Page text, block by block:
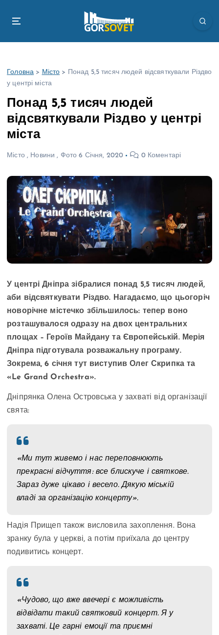
Головна > Місто >
Понад 5,5 тисяч людей відсвяткували Різдво
у центрі міста
Понад 5,5 тисяч людей
відсвяткували Різдво у центрі
міста
Місто, Новини , Фото 6 Січня, 2020 0 Коментарі
У центрі Дніпра зібралися понад 5,5 тисяч людей,
аби відсвяткувати Різдво. Нагадаємо, що цьогоріч
новорічне містечко збільшилось: тепер воно
розташувалося одразу на двох центральних
площах – Героїв Майдану та Європейській. Мерія
Дніпра підготувала розважальну програму.
Зокрема, 6 січня тут виступив Олег Скрипка та
«Le Grand Orchestra».
Дніпрянка Олена Островська у захваті від організації
свята:
«Ми тут живемо і нас переповнюють
прекрасні відчуття: все блискуче і святкове.
Зараз дуже цікаво і весело. Дякую міській
владі за організацію концерту».
Надія Прищеп також висловила захоплення. Вона
зранку була у церкві, а потім приїхала до центру
подивитись концерт.
«Чудово, що вже ввечері є можливість
відвідати такий святковий концерт. Я у
захваті. Це гарні емоції та приємні